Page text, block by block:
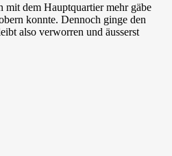
dem Hauptquartier mehr gäbe
konnte. Dennoch ginge den
also verworren und äusserst